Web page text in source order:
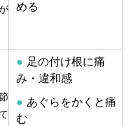
める
足の付け根に痛
み・違和感
あぐらをかくと痛
む